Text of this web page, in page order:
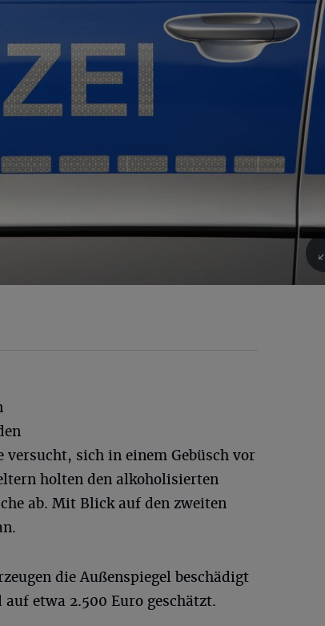
sich in einem Gebüsch vor
holten den alkoholisierten
ab. Mit Blick auf den zweiten
die Außenspiegel beschädigt
etwa 2.500 Euro geschätzt.